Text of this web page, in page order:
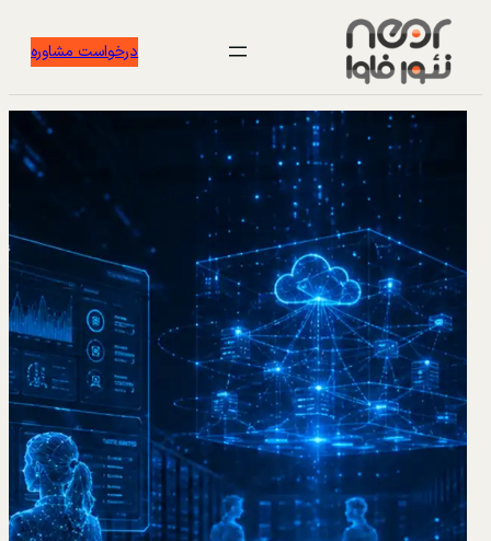
درخواست مشاوره